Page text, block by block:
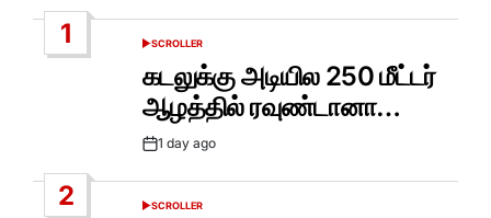
1
POSTED
SCROLLER
கடலுக்கு அடியில 250 மீட்டர்
ஆழத்தில் ரவுண்டானா…
Post1 day ago
2
POSTED
SCROLLER